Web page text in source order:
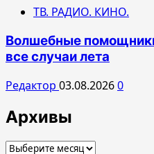
ТВ. РАДИО. КИНО.
Волшебные
все случаи лета
Редактор 03.08.20260
Архивы
Архивы